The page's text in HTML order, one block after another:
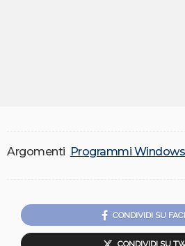
Argomenti Programmi
CONDIVIDI SU
CONDIVIDI SU